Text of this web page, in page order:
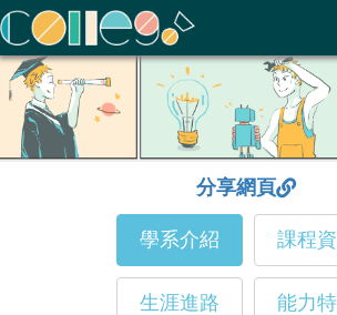
ColleGo! 大學選才與高中育才輔助系統
分享網頁
學系介紹 課程
生涯進路 能力